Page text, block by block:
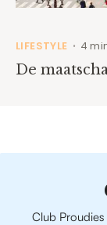
LIFESTYLE • 4
De
Club